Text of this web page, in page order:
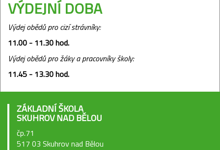
VÝDEJNÍ DOBA
Výdej obědů pro cizí strávníky:
11.00 - 11.30 hod.
Výdej obědů pro žáky a pracovníky školy:
11.45 - 13.30 hod.
ZÁKLADNÍ ŠKOLA
SKUHROV NAD BĚLOU
čp.71
517 03 Skuhrov nad Bělou